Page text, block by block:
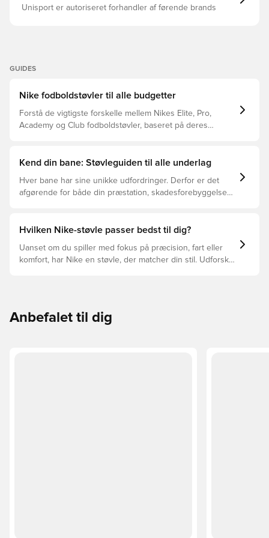
Unisport er autoriseret forhandler af førende brands
GUIDES
Nike fodboldstøvler til alle budgetter
Forstå de vigtigste forskelle mellem Nikes Elite, Pro,
Academy og Club fodboldstøvler, baseret på deres
Kend din bane: Støvleguiden til alle underlag
Hver bane har sine unikke udfordringer. Derfor er det
afgørende for både din præstation, skadesforebyggelse
støvler der er det bedste valg til de forskellige typer
Hvilken Nike-støvle passer bedst til dig?
Uanset om du spiller med fokus på præcision, fart eller
komfort, har Nike en støvle, der matcher din stil. Udforsk
Anbefalet til dig